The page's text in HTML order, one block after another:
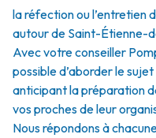
la réfection ou l’entretien
autour de Saint-Étienne-
Avec votre conseiller
possible d’aborder le
anticipant la préparation
vos proches de leur
Nous répondons à